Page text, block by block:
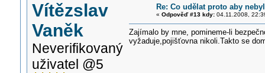
Vítězslav
Vaněk
Neverifikovaný
uživatel @5
Re: Co udělat proto aby
« Odpověď #13 kdy:04.11.2008,
Zajímalo by mne, pomineme-li
vyžaduje,pojišťovna nikoli.Takto se